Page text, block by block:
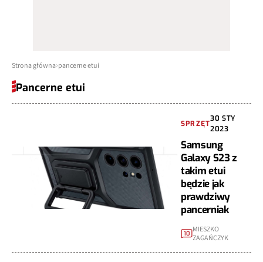
Strona główna pancerne etui
Pancerne etui
SPRZĘT
30 STY
2023
Samsung
Galaxy S23 z
takim etui
będzie jak
prawdziwy
pancerniak
10 MIESZKO
ZAGAŃCZYK